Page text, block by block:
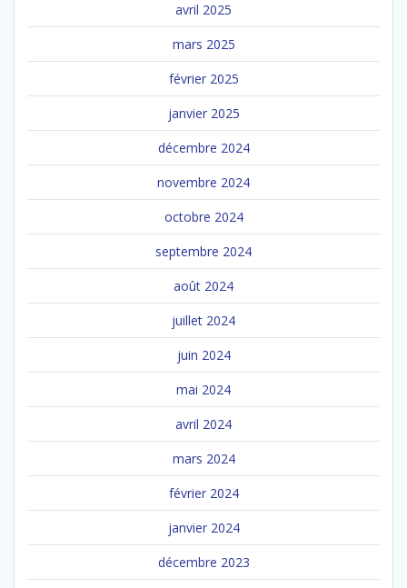
avril 2025
mars 2025
février 2025
janvier 2025
décembre 2024
novembre 2024
octobre 2024
septembre 2024
août 2024
juillet 2024
juin 2024
mai 2024
avril 2024
mars 2024
février 2024
janvier 2024
décembre 2023